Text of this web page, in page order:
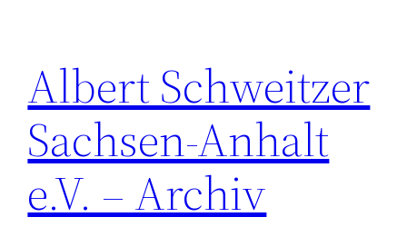
springen
Albert Schweitzer
Sachsen-Anhalt
e.V. – Archiv